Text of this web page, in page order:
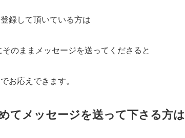
録して頂いている方は
そのままメッセージを送ってくださると
お応えできます。
てメッセージを送って下さる方は